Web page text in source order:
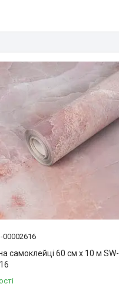
00002616
самоклейці 60 см х 10 м SW-